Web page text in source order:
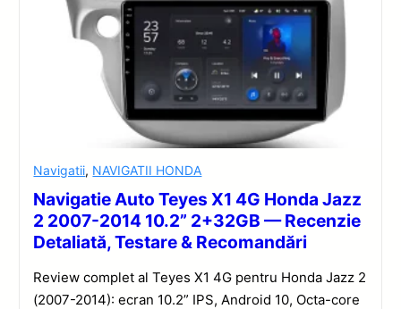
Navigatii, NAVIGATII HONDA
Navigatie Auto Teyes X1 4G Honda Jazz
2 2007-2014 10.2” 2+32GB — Recenzie
Detaliată, Testare & Recomandări
Review complet al Teyes X1 4G pentru Honda Jazz 2
(2007-2014): ecran 10.2” IPS, Android 10, Octa-core